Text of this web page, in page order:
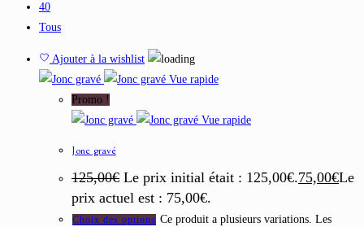
40
Tous
Ajouter à la wishlist
Vue rapide
Promo !
Vue rapide
Jonc gravé
125,00€ Le prix initial était : 125,00€.75,00€Le
prix actuel est : 75,00€.
Choix des options Ce produit a plusieurs variations. Les